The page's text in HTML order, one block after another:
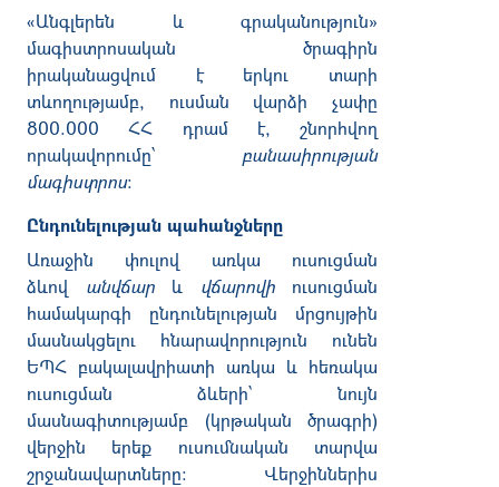
«Անգլերեն և գրականություն»
մագիստրոսական ծրագիրն
իրականացվում է երկու տարի
տևողությամբ, ուսման վարձի չափը
800.000 ՀՀ դրամ է, շնորհվող
որակավորումը՝ բանասիրության
մագիստրոս:
Ընդունելության պահանջները
Առաջին փուլով առկա ուսուցման
ձևով անվճար և վճարովի ուսուցման
համակարգի ընդունելության մրցույթին
մասնակցելու հնարավորություն ունեն
ԵՊՀ բակալավրիատի առկա և հեռակա
ուսուցման ձևերի՝ նույն
մասնագիտությամբ (կրթական ծրագրի)
վերջին երեք ուսումնական տարվա
շրջանավարտները: Վերջիններիս